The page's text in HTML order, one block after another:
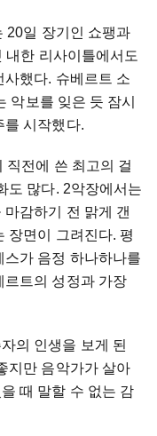
20일 장기인 쇼팽과
내한 리사이틀에서도
했다. 슈베르트 소
악보를 잊은 듯 잠시
를 시작했다.
직전에 쓴 최고의 걸
도 많다. 2악장에서는
감하기 전 맑게 갠
장면이 그려진다. 평
가 음정 하나하나를
르트의 성정과 가장
의 인생을 보게 된
지만 음악가가 살아
때 말할 수 없는 감